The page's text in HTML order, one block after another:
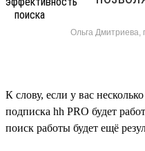
Ольга Дмитриева,
К слову, если у вас
подписка hh PRO будет
поиск работы будет ещё